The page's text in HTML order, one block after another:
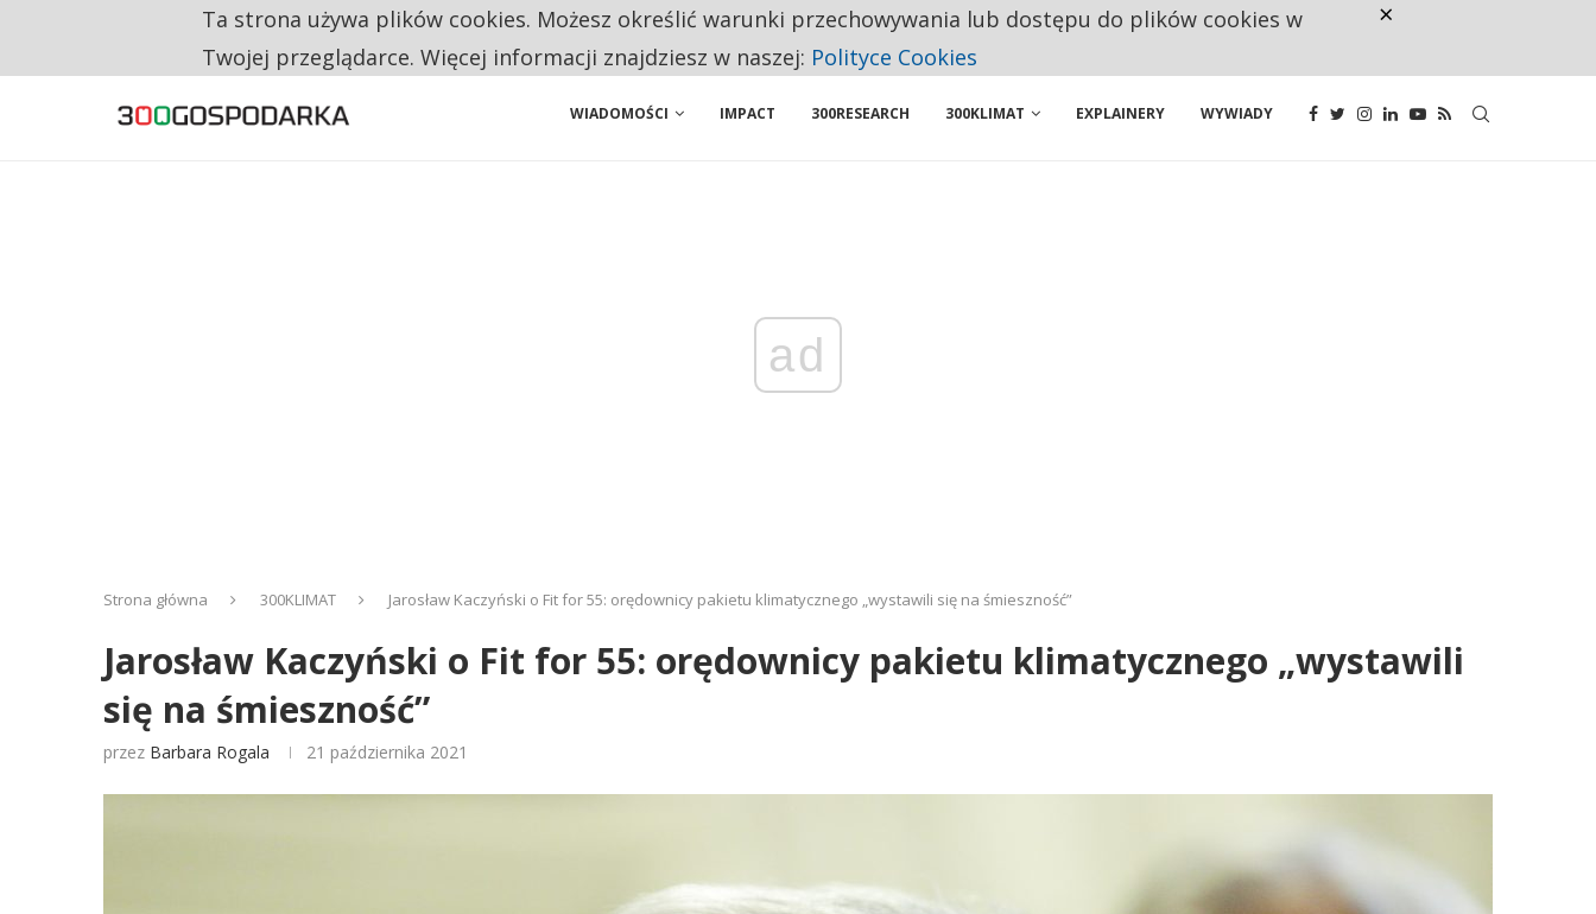
RESTRYKCJE CHIN UDERZAJĄ W EUROPEJSKI PRZEMYSŁ. NA LIŚCIE SĄ DWA PODMIOTY Z POLSKI
WIADOMOŚCI IMPACT 300RESEARCH 300KLIMAT EXPLAINERY WYWIADY
ad
Strona główna 300KLIMAT Jarosław Kaczyński o Fit for 55: orędownicy pakietu klimatycznego „wystawili się na śmieszność”
Jarosław Kaczyński o Fit for 55: orędownicy pakietu klimatycznego „wystawili
się na śmieszność”
przez Barbara Rogala 21 października 2021
Ta strona używa plików cookies. Możesz określić warunki przechowywania lub dostępu do plików cookies w
Twojej przeglądarce. Więcej informacji znajdziesz w naszej: Polityce Cookies
×